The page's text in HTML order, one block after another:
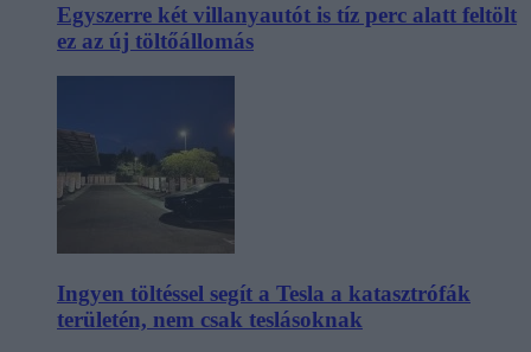
Egyszerre két villanyautót is tíz perc alatt feltölt
ez az új töltőállomás
Ingyen töltéssel segít a Tesla a katasztrófák
területén, nem csak teslásoknak